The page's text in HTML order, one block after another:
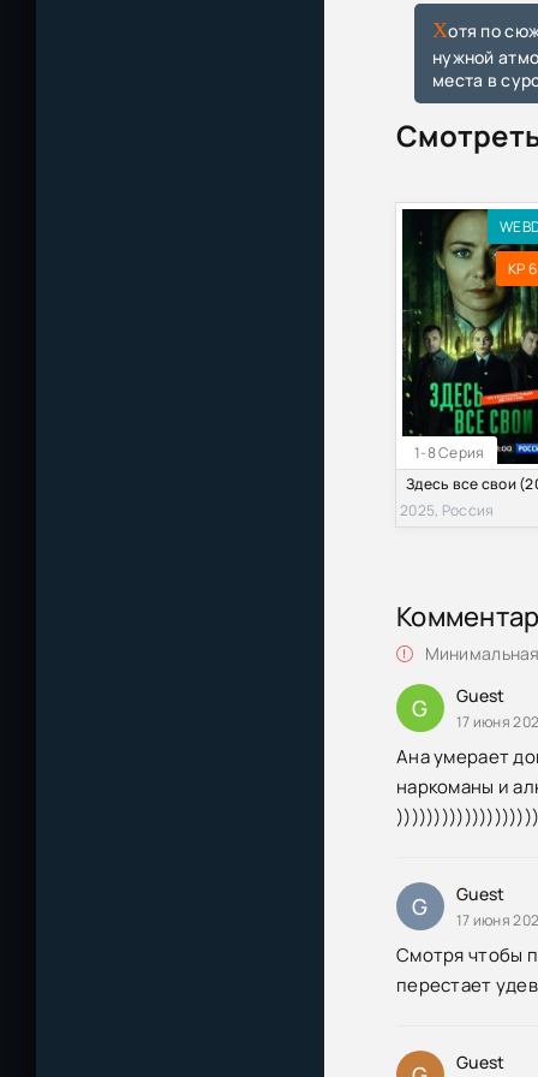
Хотя по сюжету герой живёт среди таёжной глуши, сериал снимали в Санкт-Петербурге и Ленинградской области. Для
нужной
места в
1-8 Серия
KP
2025, Россия
G Guest
17 июня
Ана умерает
наркоманы и
G Guest
17 июня
Смотря чтобы
перестает
Guest